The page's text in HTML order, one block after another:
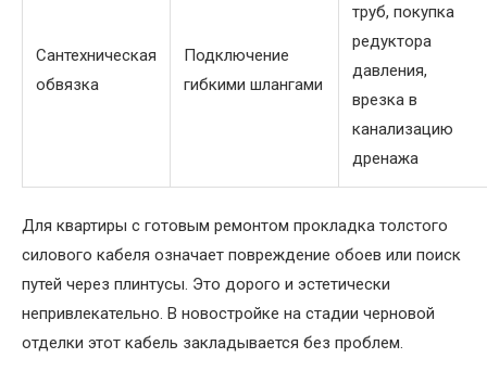
Сантехническая
обвязка
Подключение
гибкими шлангами
труб, покупка
редуктора
давления,
врезка в
канализацию
дренажа
Для квартиры с готовым ремонтом прокладка толстого
силового кабеля означает повреждение обоев или поиск
путей через плинтусы. Это дорого и эстетически
непривлекательно. В новостройке на стадии черновой
отделки этот кабель закладывается без проблем.